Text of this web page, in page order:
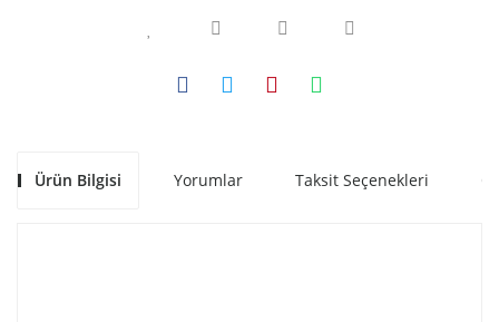
Ürün Bilgisi Yorumlar Taksit Seçenekleri